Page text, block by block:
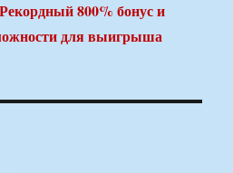
800% бонус и
для выигрыша